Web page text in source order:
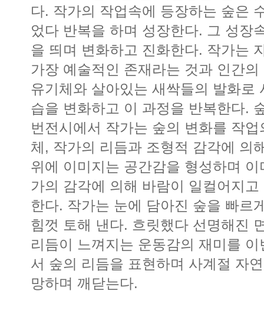
다. 작가의 작업속에 등장하는 숲은
었다 반복을 하며 성장한다. 그 성장
을 띄며 변화하고 진화한다. 작가는
가장 예술적인 존재라는 것과 인간
유기체와 살아있는 새싹들의 발화로
습을 변화하고 이 과정을 반복한다.
번전시에서 작가는 숲의 변화를 작
체, 작가의 리듬과 조형적 감각에 의
위에 이미지는 공간감을 형성하며
가의 감각에 의해 바람이 일컬어지
한다. 작가는 눈에 담아진 숲을 빠르
힘껏 토해 낸다. 흐릿했다 선명해진
리듬이 느껴지는 운동감의 재미를
서 숲의 리듬을 표현하며 사계절 자
망하며 깨닫는다.